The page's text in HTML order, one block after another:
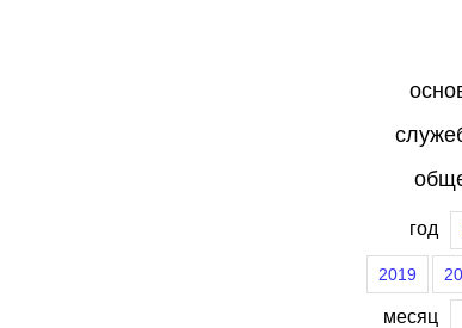
год
2019
месяц